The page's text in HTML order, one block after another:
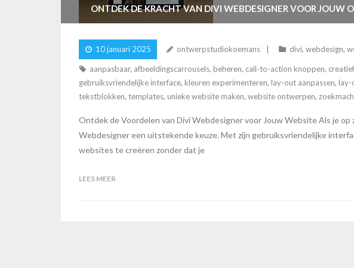
ONTDEK DE KRACHT VAN DIVI WEBDESIGNER VOOR JOUW
10 januari 2025 ontwerpstudiokoemans divi, webdesign,
aanpasbaar, afbeeldingscarrousels, beheren, call-to-action knoppen,
gebruiksvriendelijke interface, kleuren experimenteren, lay-out aanpassen, lay-
tekstblokken, templates, unieke website maken, website ontwerpen,
Ontdek de Voordelen van Divi Webdesigner voor Jouw Website Als je
Webdesigner een uitstekende keuze. Met zijn gebruiksvriendelijke
websites te creëren zonder dat je
LEES MEER